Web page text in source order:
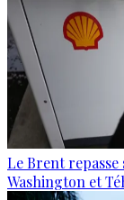
Le Brent repasse
Washington et